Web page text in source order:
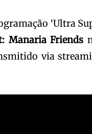
‘Ultra
Manaria Friends
via